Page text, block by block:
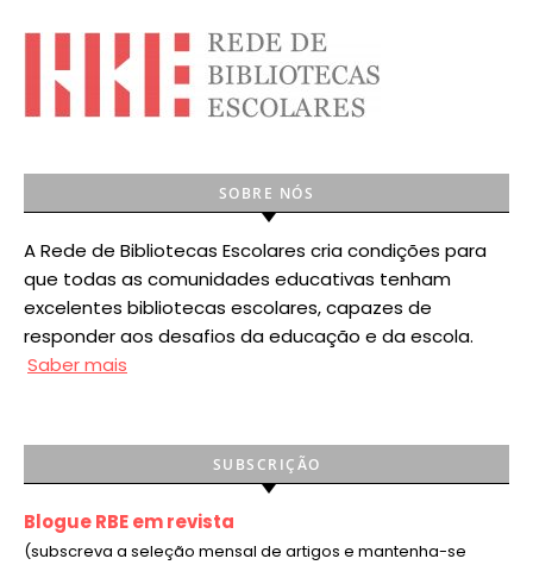
SOBRE NÓS
A Rede de Bibliotecas Escolares cria condições para
que todas as comunidades educativas tenham
excelentes bibliotecas escolares, capazes de
responder aos desafios da educação e da escola.
Saber mais
SUBSCRIÇÃO
Blogue RBE em revista
(subscreva a seleção mensal de artigos e mantenha-se